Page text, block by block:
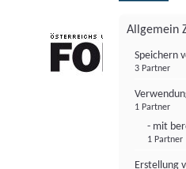
Allgemein
Speichern
3 Partner
1 Partner
- mit
1 Partner
Erstellung
FONDS professionell